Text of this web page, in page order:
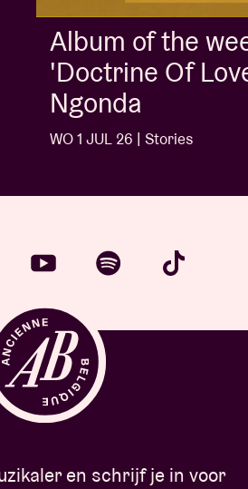
week:
Love' - Jalen
en schrijf je in voor